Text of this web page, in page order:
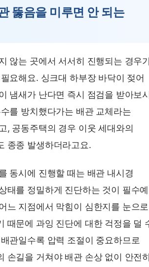
뚫음을 미루면 안 되는
않는 곳에서 서서히 진행되는 경우
요해요. 싱크대 하부장 바닥이 젖어
냄새가 난다면 즉시 점검을 받아보
를 방치했다가는 배관 교체라는
, 공동주택의 경우 이웃 세대와의
종종 발생하더라고요.
동시에 진행할 때는 배관 내시경
태를 정밀하게 진단하는 것이 필수
느 지점에서 막힘이 심한지를 눈으로
때문에 과잉 진단에 대한 걱정을 덜
관일수록 압력 조절이 중요하므로
손길을 거쳐야 배관 손상 없이 안전